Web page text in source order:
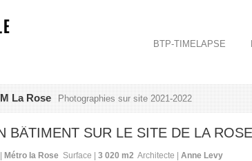
BTP-TIMELAPSE
La Rose Photographies sur site 2021-2022
BÂTIMENT SUR LE SITE DE LA
Métro la Rose Surface | 3 020 m2 Architecte | Anne Levy